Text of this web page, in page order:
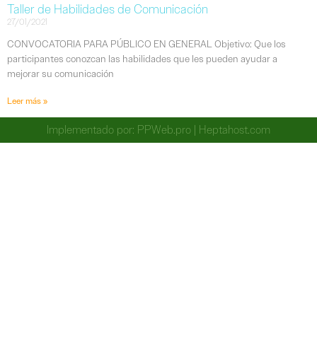
Taller de Habilidades de Comunicación
27/01/2021
CONVOCATORIA PARA PÚBLICO EN GENERAL Objetivo: Que los
participantes conozcan las habilidades que les pueden ayudar a
mejorar su comunicación
Leer más »
Implementado por: PPWeb.pro | Heptahost.com